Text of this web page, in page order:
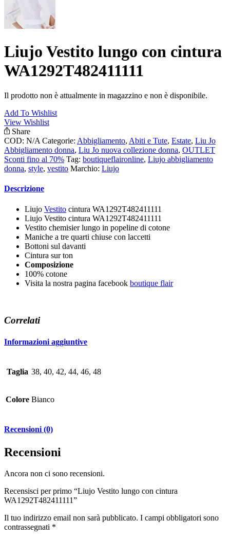
Liujo Vestito lungo con cintura
WA1292T482411111
Il prodotto non è attualmente in magazzino e non è disponibile.
Add To Wishlist
View Wishlist
Share
COD: N/A Categorie: Abbigliamento, Abiti e Tute, Estate, Liu Jo
Abbigliamento donna, Liu Jo nuova collezione donna, OUTLET
Sconti fino al 70% Tag: boutiqueflaironline, Liujo abbigliamento
donna, style, vestito Marchio: Liujo
Descrizione
Liujo Vestito cintura WA1292T482411111
Liujo Vestito cintura WA1292T482411111
Vestito chemisier lungo in popeline di cotone
Maniche a tre quarti chiuse con laccetti
Bottoni sul davanti
Cintura sur ton
Composizione
100% cotone
Visita la nostra pagina facebook boutique flair
Correlati
Informazioni aggiuntive
Taglia 38, 40, 42, 44, 46, 48
Colore Bianco
Recensioni (0)
Recensioni
Ancora non ci sono recensioni.
Recensisci per primo “Liujo Vestito lungo con cintura
WA1292T482411111”
Il tuo indirizzo email non sarà pubblicato. I campi obbligatori sono
contrassegnati *